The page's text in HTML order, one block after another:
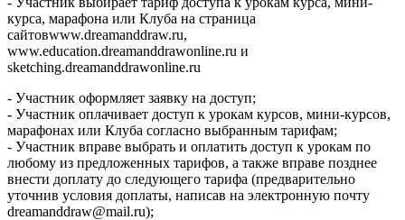
курса, марафона или Клуба на страница
сайтовwww.dreamanddraw.ru,
www.education.dreamanddrawonline.ru и
sketching.dreamanddrawonline.ru
- Участник оформляет заявку на доступ;
- Участник оплачивает доступ к урокам курсов, мини-курсов,
марафонах или Клуба согласно выбранным тарифам;
- Участник вправе выбрать и оплатить доступ к урокам по
любому из предложенных тарифов, а также вправе позднее
внести доплату до следующего тарифа (предварительно
уточнив условия доплаты, написав на электронную почту
dreamanddraw@mail.ru);